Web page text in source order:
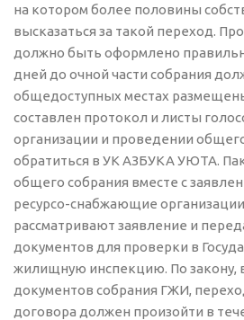
на котором более половины
высказаться за такой переход.
должно быть оформлено
дней до очной части собрания
общедоступных местах
составлен протокол и листы
организации и проведении
обратиться в УК АЗБУКА УЮТА.
общего собрания вместе с
ресурсо-снабжающие
рассматривают заявление и
документов для проверки в
жилищную инспекцию. По закону, в
документов собрания ГЖИ,
договора должен произойти в